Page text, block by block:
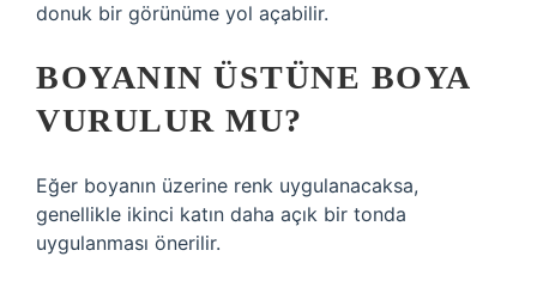
donuk bir görünüme yol açabilir.
BOYANIN ÜSTÜNE BOYA
VURULUR MU?
Eğer boyanın üzerine renk uygulanacaksa,
genellikle ikinci katın daha açık bir tonda
uygulanması önerilir.